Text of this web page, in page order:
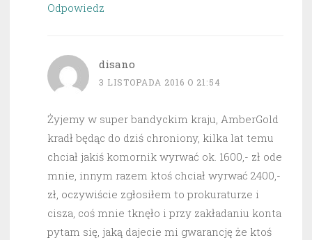
Odpowiedz
disano
3 LISTOPADA 2016 O 21:54
Żyjemy w super bandyckim kraju, AmberGold
kradł będąc do dziś chroniony, kilka lat temu
chciał jakiś komornik wyrwać ok. 1600,- zł ode
mnie, innym razem ktoś chciał wyrwać 2400,-
zł, oczywiście zgłosiłem to prokuraturze i
cisza, coś mnie tknęło i przy zakładaniu konta
pytam się, jaką dajecie mi gwarancję że ktoś